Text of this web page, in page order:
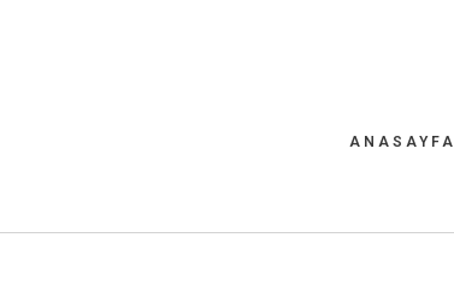
ANASAYFA